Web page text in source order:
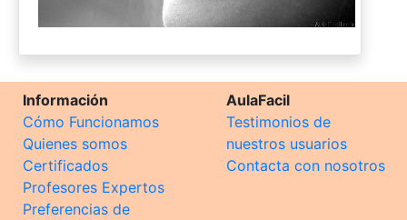
Información
Cómo Funcionamos
Quienes somos
Certificados
Profesores Expertos
Preferencias de
AulaFacil
Testimonios de
nuestros usuarios
Contacta con nosotros